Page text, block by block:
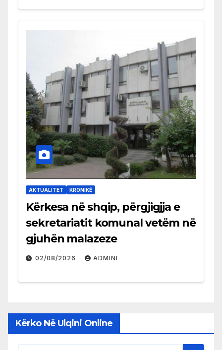
AKTUALITET KRONIKË
Kërkesa në shqip, përgjigjja e
sekretariatit komunal vetëm në
gjuhën malazeze
02/08/2026 ADMINI
Kërko Në Ulqini Online